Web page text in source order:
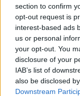
section to confirm
opt-out request is
interest-based ads
us or personal
your opt-out. You
disclosure of your
IAB’s list of
also be disclosed
Downstream